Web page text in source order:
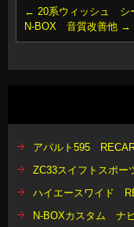
← 20系ウィッシュ シ
N-BOX 音質改善他 →
アバルト595
ZC33スイフトスポ
ハイエースワイド
N-BOXカスタム ナ